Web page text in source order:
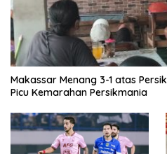
Makassar Menang 3-1 atas
Picu Kemarahan Persikmania